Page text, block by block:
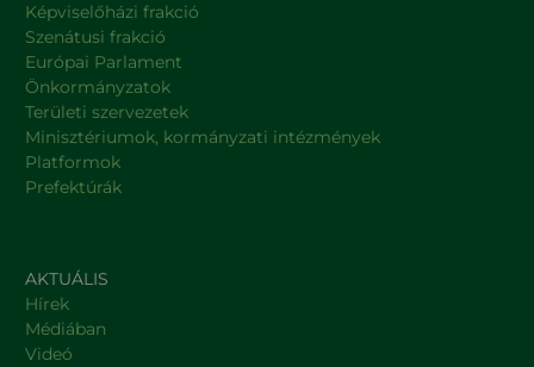
Képviselőházi frakció
Szenátusi frakció
Európai Parlament
Önkormányzatok
Területi szervezetek
Minisztériumok, kormányzati intézmények
Platformok
Prefektúrák
AKTUÁLIS
Hírek
Médiában
Videó